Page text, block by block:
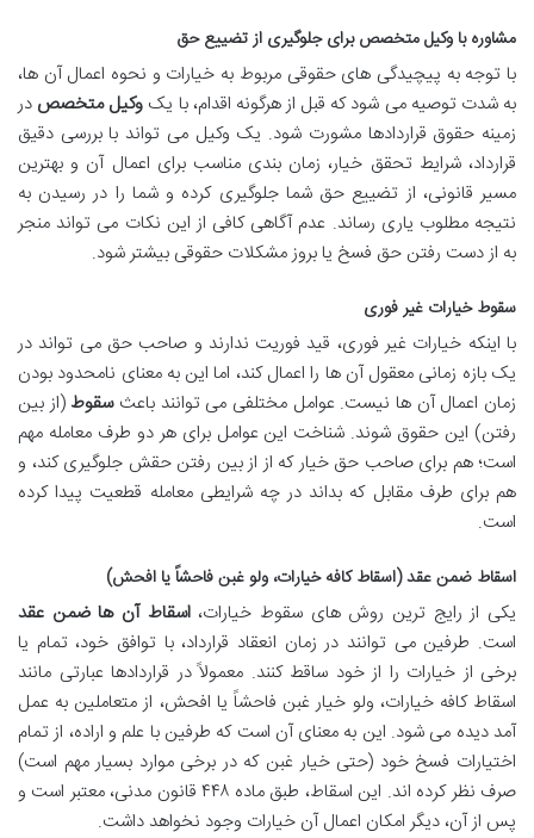
مشاوره با وکیل متخصص برای جلوگیری از تضییع حق
با توجه به پیچیدگی های حقوقی مربوط به خیارات و نحوه اعمال آن ها،
به شدت توصیه می شود که قبل از هرگونه اقدام، با یک وکیل متخصص در
زمینه حقوق قراردادها مشورت شود. یک وکیل می تواند با بررسی دقیق
قرارداد، شرایط تحقق خیار، زمان بندی مناسب برای اعمال آن و بهترین
مسیر قانونی، از تضییع حق شما جلوگیری کرده و شما را در رسیدن به
نتیجه مطلوب یاری رساند. عدم آگاهی کافی از این نکات می تواند منجر
به از دست رفتن حق فسخ یا بروز مشکلات حقوقی بیشتر شود.
سقوط خیارات غیر فوری
با اینکه خیارات غیر فوری، قید فوریت ندارند و صاحب حق می تواند در
یک بازه زمانی معقول آن ها را اعمال کند، اما این به معنای نامحدود بودن
زمان اعمال آن ها نیست. عوامل مختلفی می توانند باعثسقوط (از بین
رفتن) این حقوق شوند. شناخت این عوامل برای هر دو طرف معامله مهم
است؛ هم برای صاحب حق خیار که از از بین رفتن حقش جلوگیری کند، و
هم برای طرف مقابل که بداند در چه شرایطی معامله قطعیت پیدا کرده
است.
اسقاط ضمن عقد (اسقاط کافه خیارات، ولو غبن فاحشاً یا افحش)
یکی از رایج ترین روش های سقوط خیارات،اسقاط آن ها ضمن عقد
است. طرفین می توانند در زمان انعقاد قرارداد، با توافق خود، تمام یا
برخی از خیارات را از خود ساقط کنند. معمولاً در قراردادها عبارتی مانند
اسقاط کافه خیارات، ولو خیار غبن فاحشاً یا افحش، از متعاملین به عمل
آمد دیده می شود. این به معنای آن است که طرفین با علم و اراده، از تمام
اختیارات فسخ خود (حتی خیار غبن که در برخی موارد بسیار مهم است)
صرف نظر کرده اند. این اسقاط، طبق ماده ۴۴۸ قانون مدنی، معتبر است و
پس از آن، دیگر امکان اعمال آن خیارات وجود نخواهد داشت.